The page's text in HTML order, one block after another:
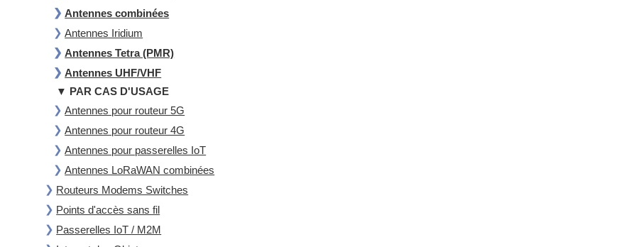
Antennes combinées
Antennes Iridium
Antennes Tetra (PMR)
Antennes UHF/VHF
▼ PAR CAS D'USAGE
Antennes pour routeur 5G
Antennes pour routeur 4G
Antennes pour passerelles IoT
Antennes LoRaWAN combinées
Routeurs Modems Switches
Points d'accès sans fil
Passerelles IoT / M2M